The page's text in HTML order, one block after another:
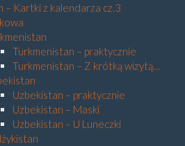
– Kartki z kalendarza cz.3
Turkmenistan – praktycznie
Turkmenistan – Z krótką wizytą…
Uzbekistan – praktycznie
Uzbekistan – Maski
Uzbekistan – U Luneczki